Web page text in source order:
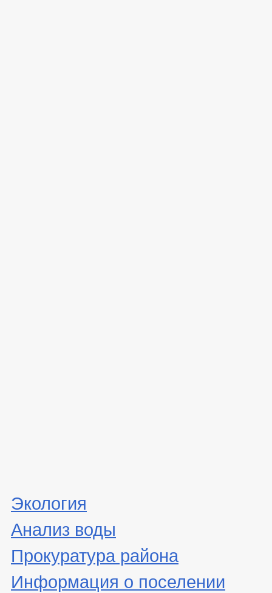
Экология
Анализ воды
Прокуратура района
Информация о поселении